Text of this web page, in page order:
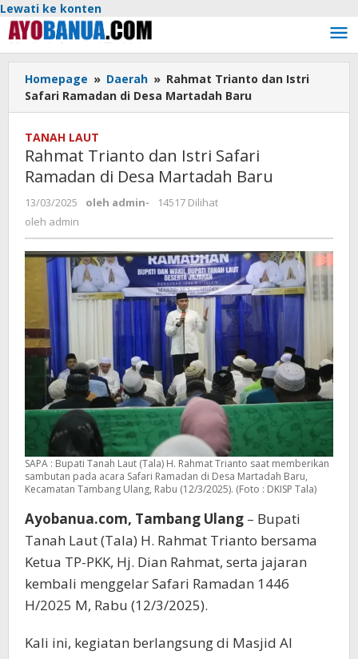
Lewati ke konten
Homepage » Daerah » Rahmat Trianto dan Istri
Safari Ramadan di Desa Martadah Baru
TANAH LAUT
Rahmat Trianto dan Istri Safari
Ramadan di Desa Martadah Baru
13/03/2025 oleh admin-
14517 Dilihat
oleh admin
SAPA : Bupati Tanah Laut (Tala) H. Rahmat Trianto saat memberikan
sambutan pada acara Safari Ramadan di Desa Martadah Baru,
Kecamatan Tambang Ulang, Rabu (12/3/2025). (Foto : DKISP Tala)
Ayobanua.com, Tambang Ulang – Bupati
Tanah Laut (Tala) H. Rahmat Trianto bersama
Ketua TP-PKK, Hj. Dian Rahmat, serta jajaran
kembali menggelar Safari Ramadan 1446
H/2025 M, Rabu (12/3/2025).
Kali ini, kegiatan berlangsung di Masjid Al